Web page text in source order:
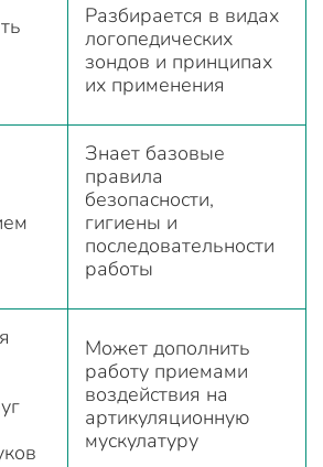
Разбирается в видах
логопедических
зондов и принципах
их применения
Знает базовые
правила
безопасности,
гигиены и
последовательности
работы
Может дополнить
работу приемами
воздействия на
артикуляционную
мускулатуру